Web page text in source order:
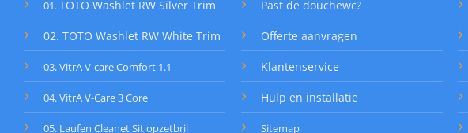
01 .TOTO Washlet RW Silver Trim
02. TOTO Washlet RW White Trim
03. VitrA V-care Comfort 1.1
04. VitrA V-Care 3 Core
05. Laufen Cleanet Sit opzetbril
Past de douchewc?
Offerte aanvragen
Klantenservice
Hulp en installatie
Sitemap